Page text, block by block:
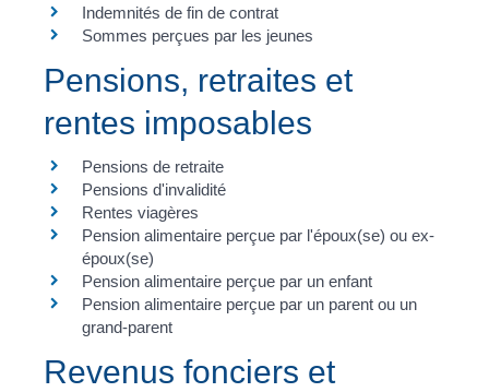
Indemnités de fin de contrat
Sommes perçues par les jeunes
Pensions, retraites et
rentes imposables
Pensions de retraite
Pensions d'invalidité
Rentes viagères
Pension alimentaire perçue par l'époux(se) ou ex-
époux(se)
Pension alimentaire perçue par un enfant
Pension alimentaire perçue par un parent ou un
grand-parent
Revenus fonciers et